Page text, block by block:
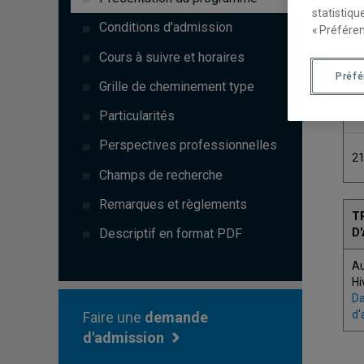
Conditions d'admission
Cours à suivre et horaires
Grille de cheminement type
Particularités
Perspectives professionnelles
Champs de recherche
Remarques et règlements
Descriptif en format PDF
Faire une demande
d'admission
«